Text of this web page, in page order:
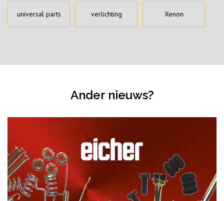
universal parts verlichting Xenon
Ander nieuws?